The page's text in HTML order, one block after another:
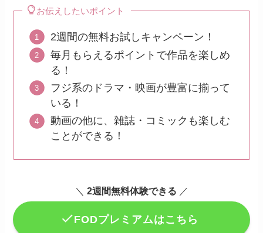
お伝えしたいポイント
2週間の無料お試しキャンペーン！
毎月もらえるポイントで作品を楽しめ
る！
フジ系のドラマ・映画が豊富に揃って
いる！
動画の他に、雑誌・コミックも楽しむ
ことができる！
＼ 2週間無料体験できる ／
FODプレミアムはこちら